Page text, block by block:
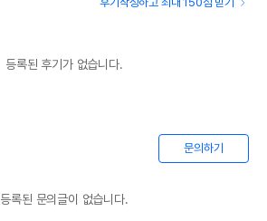
등록된 후기가 없습니다.
문의하기
등록된 문의글이 없습니다.